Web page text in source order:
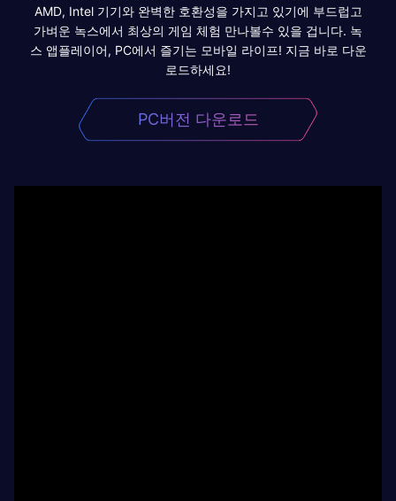
AMD, Intel 기기와 완벽한 호환성을 가지고 있기에 부드럽고
가벼운 녹스에서 최상의 게임 체험 만나볼수 있을 겁니다. 녹
스 앱플레이어, PC에서 즐기는 모바일 라이프! 지금 바로 다운
로드하세요!
PC버전 다운로드